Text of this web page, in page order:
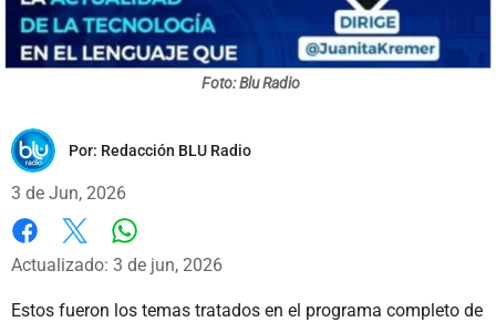
Foto: Blu Radio
Por: Redacción BLU Radio
3 de Jun, 2026
Facebook
X
Actualizado: 3 de jun, 2026
Estos fueron los temas tratados en el programa completo de